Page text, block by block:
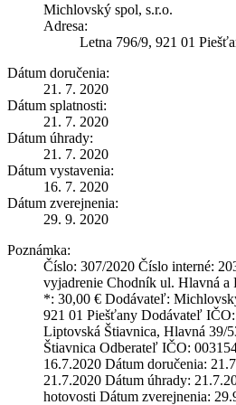
Michlovský spol, s.r.o.
Adresa:
Letna 796/9, 921 01
Dátum doručenia:
21. 7. 2020
Dátum splatnosti:
21. 7. 2020
Dátum úhrady:
21. 7. 2020
Dátum vystavenia:
16. 7. 2020
Dátum zverejnenia:
29. 9. 2020
Poznámka:
Číslo: 307/2020 Číslo interné:
vyjadrenie Chodník ul. Hlavná a
*: 30,00 € Dodávateľ:
921 01 Piešťany Dodávateľ
Liptovská Štiavnica, Hlavná 39/
Štiavnica Odberateľ IČO:
16.7.2020 Dátum doručenia:
21.7.2020 Dátum úhrady:
hotovosti Dátum zverejnenia: